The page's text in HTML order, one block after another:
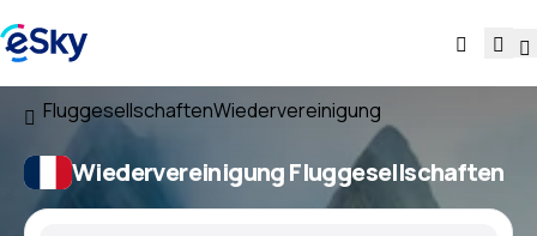
FluggesellschaftenWiedervereinigung
Wiedervereinigung Fluggesellschaften